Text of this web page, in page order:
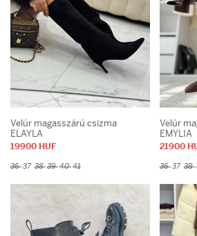
Velúr magasszárú csizma
ELAYLA
19900 HUF
3637 38394041
Velúr
EMYLIA
21900
3637 38